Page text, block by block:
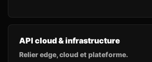
API cloud & infrastructure
Relier edge, cloud et plateforme.